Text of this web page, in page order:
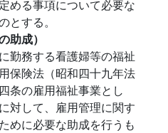
める事項について必要な
とする。
助成）
勤務する看護婦等の福祉
保険法（昭和四十九年法
条の雇用福祉事業とし
対して、雇用管理に関す
めに必要な助成を行うも